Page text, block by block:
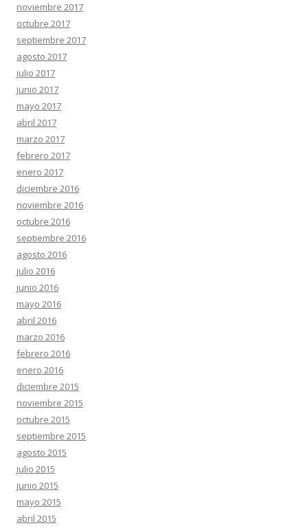
noviembre 2017
octubre 2017
septiembre 2017
agosto 2017
julio 2017
junio 2017
mayo 2017
abril 2017
marzo 2017
febrero 2017
enero 2017
diciembre 2016
noviembre 2016
octubre 2016
septiembre 2016
agosto 2016
julio 2016
junio 2016
mayo 2016
abril 2016
marzo 2016
febrero 2016
enero 2016
diciembre 2015
noviembre 2015
octubre 2015
septiembre 2015
agosto 2015
julio 2015
junio 2015
mayo 2015
abril 2015